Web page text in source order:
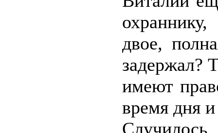
двое,
задержал?
имеют
время дня